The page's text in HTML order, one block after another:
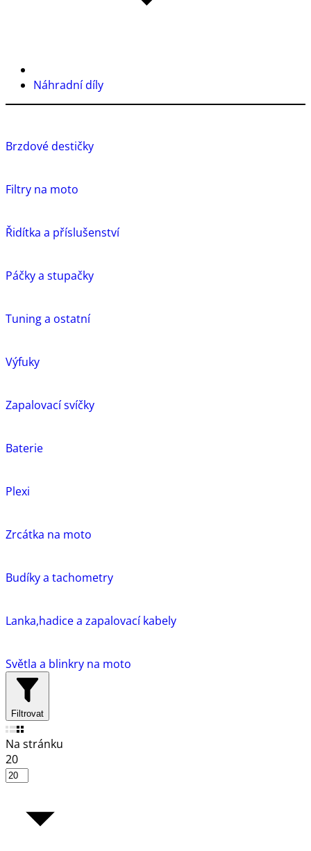
Náhradní díly
Brzdové destičky
Filtry na moto
Řidítka a příslušenství
Páčky a stupačky
Tuning a ostatní
Výfuky
Zapalovací svíčky
Baterie
Plexi
Zrcátka na moto
Budíky a tachometry
Lanka,hadice a zapalovací kabely
Světla a blinkry na moto
Filtrovat
Na stránku
20